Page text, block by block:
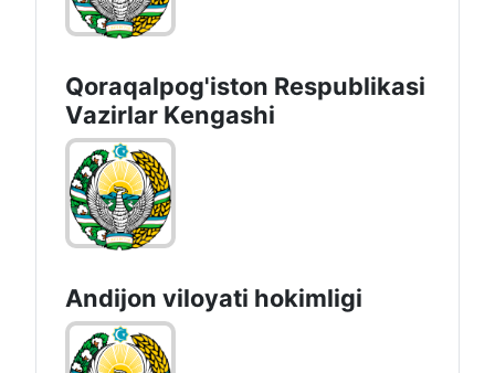
O`zbekiston Respublikasi
Kambag`allikni qisqartirish
davlat maqsadli jamg`armasi
Qoraqalpog'iston Rеspublikаsi
Vаzirlаr Kеngаshi